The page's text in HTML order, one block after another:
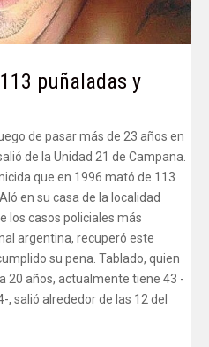
puñaladas y
de pasar más de 23 años en
de la Unidad 21 de Campana.
que en 1996 mató de 113
en su casa de la localidad
los casos policiales más
argentina, recuperó este
su pena. Tablado, quien
20 años, actualmente tiene 43 -
salió alrededor de las 12 del